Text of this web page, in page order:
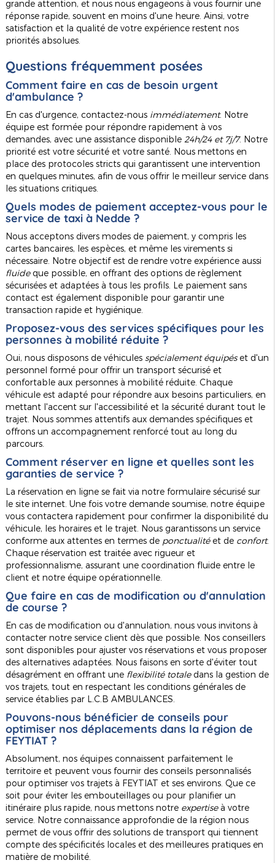
grande attention, et nous nous engageons à vous fournir une
réponse rapide, souvent en moins d'une heure. Ainsi, votre
satisfaction et la qualité de votre expérience restent nos
priorités absolues.
Questions fréquemment posées
Comment faire en cas de besoin urgent
d'ambulance ?
En cas d'urgence, contactez-nous immédiatement. Notre
équipe est formée pour répondre rapidement à vos
demandes, avec une assistance disponible 24h/24 et 7j/7. Notre
priorité est votre sécurité et votre santé. Nous mettons en
place des protocoles stricts qui garantissent une intervention
en quelques minutes, afin de vous offrir le meilleur service dans
les situations critiques.
Quels modes de paiement acceptez-vous pour le
service de taxi à Nedde ?
Nous acceptons divers modes de paiement, y compris les
cartes bancaires, les espèces, et même les virements si
nécessaire. Notre objectif est de rendre votre expérience aussi
fluideque possible, en offrant des options de règlement
sécurisées et adaptées à tous les profils. Le paiement sans
contact est également disponible pour garantir une
transaction rapide et hygiénique.
Proposez-vous des services spécifiques pour les
personnes à mobilité réduite ?
Oui, nous disposons de véhicules spécialement équipéset d'un
personnel formé pour offrir un transport sécurisé et
confortable aux personnes à mobilité réduite. Chaque
véhicule est adapté pour répondre aux besoins particuliers, en
mettant l'accent sur l'accessibilité et la sécurité durant tout le
trajet. Nous sommes attentifs aux demandes spécifiques et
offrons un accompagnement renforcé tout au long du
parcours.
Comment réserver en ligne et quelles sont les
garanties de service ?
La réservation en ligne se fait via notre formulaire sécurisé sur
le site internet. Une fois votre demande soumise, notre équipe
vous contactera rapidement pour confirmer la disponibilité du
véhicule, les horaires et le trajet. Nous garantissons un service
conforme aux attentes en termes de ponctualitéet de confort.
Chaque réservation est traitée avec rigueur et
professionnalisme, assurant une coordination fluide entre le
client et notre équipe opérationnelle.
Que faire en cas de modification ou d'annulation
de course ?
En cas de modification ou d'annulation, nous vous invitons à
contacter notre service client dès que possible. Nos conseillers
sont disponibles pour ajuster vos réservations et vous proposer
des alternatives adaptées. Nous faisons en sorte d'éviter tout
désagrément en offrant une flexibilité totaledans la gestion de
vos trajets, tout en respectant les conditions générales de
service établies par L.C.B AMBULANCES.
Pouvons-nous bénéficier de conseils pour
optimiser nos déplacements dans la région de
FEYTIAT ?
Absolument, nos équipes connaissent parfaitement le
territoire et peuvent vous fournir des conseils personnalisés
pour optimiser vos trajets à FEYTIAT et ses environs. Que ce
soit pour éviter les embouteillages ou pour planifier un
itinéraire plus rapide, nous mettons notre expertiseà votre
service. Notre connaissance approfondie de la région nous
permet de vous offrir des solutions de transport qui tiennent
compte des spécificités locales et des meilleures pratiques en
matière de mobilité.